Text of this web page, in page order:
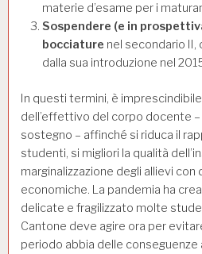
materie d’esame per i
Sospendere (e in
bocciature nel secondario II,
dalla sua introduzione nel
In questi termini, è
dell’effettivo del corpo docente
sostegno – affinché si riduca il
studenti, si migliori la qualità
marginalizzazione degli allievi
economiche. La pandemia ha
delicate e fragilizzato molte
Cantone deve agire ora per
periodo abbia delle conseguenze